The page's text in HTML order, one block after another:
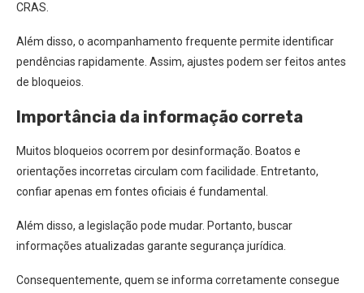
CRAS.
Além disso, o acompanhamento frequente permite identificar
pendências rapidamente. Assim, ajustes podem ser feitos antes
de bloqueios.
Importância da informação correta
Muitos bloqueios ocorrem por desinformação. Boatos e
orientações incorretas circulam com facilidade. Entretanto,
confiar apenas em fontes oficiais é fundamental.
Além disso, a legislação pode mudar. Portanto, buscar
informações atualizadas garante segurança jurídica.
Consequentemente, quem se informa corretamente consegue